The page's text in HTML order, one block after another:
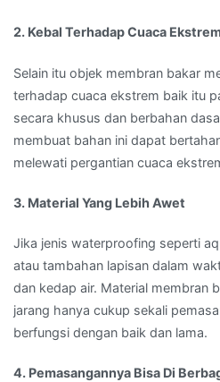
2. Kebal Terhadap Cuaca
Selain itu objek membran bakar
terhadap cuaca ekstrem baik itu
secara khusus dan berbahan
membuat bahan ini dapat
melewati pergantian cuaca
3. Material Yang Lebih Awet
Jika jenis waterproofing seperti
atau tambahan lapisan dalam
dan kedap air. Material membran
jarang hanya cukup sekali
berfungsi dengan baik dan lama.
4. Pemasangannya Bisa Di